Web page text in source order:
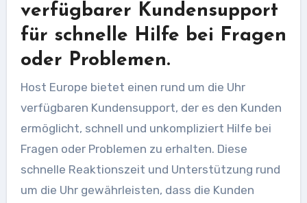
verfügbarer Kundensupport
für schnelle Hilfe bei Fragen
oder Problemen.
Host Europe bietet einen rund um die Uhr
verfügbaren Kundensupport, der es den Kunden
ermöglicht, schnell und unkompliziert Hilfe bei
Fragen oder Problemen zu erhalten. Diese
schnelle Reaktionszeit und Unterstützung rund
um die Uhr gewährleisten, dass die Kunden